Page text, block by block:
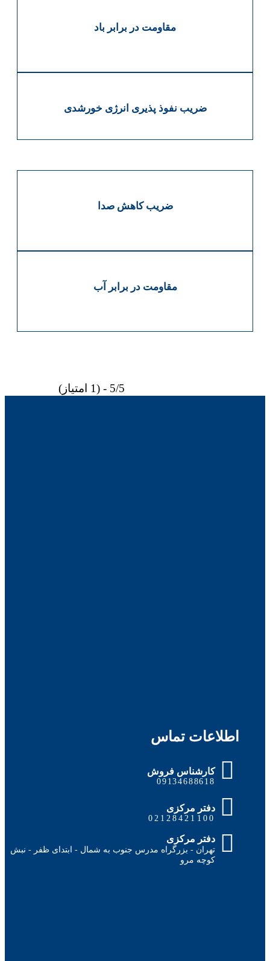
مقاومت در برابر باد
ضریب نفوذ پذیری انرژی خورشدی
ضریب کاهش صدا
مقاومت در برابر آب
تماس
کارشناس فروش
09134688618
دفتر مرکزی
02128421100
دفتر مرکزی
تهران - بزرگراه مدرس جنوب به شمال - ابتدای ظفر - نبش
کوچه مرو